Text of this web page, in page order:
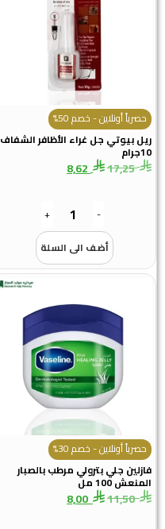
حصرياً أونلاين - خصم 50%
ريل بيوتي جل غراء الأظافر الشفاف
10جرام
17,25
8,62
-
+
أضف الى السلة
حصرياً أونلاين - خصم 30%
فازلين جلي بترولي مرطب بالصبار
المنعش 100 مل
11,50
8,00